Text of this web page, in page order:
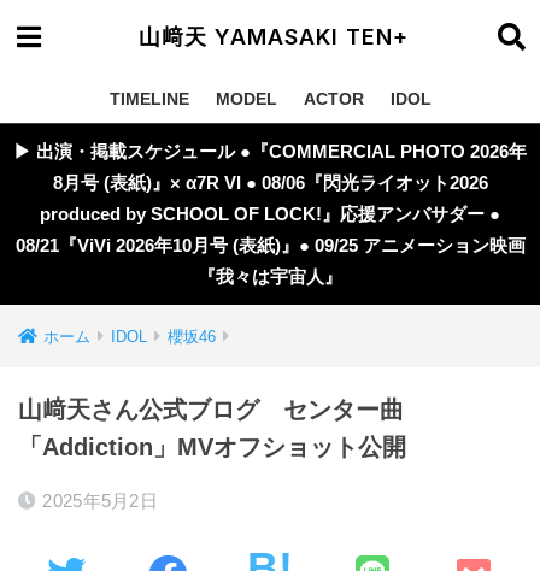
山﨑天 YAMASAKI TEN+
TIMELINE MODEL ACTOR IDOL
▶︎ 出演・掲載スケジュール ●『COMMERCIAL PHOTO 2026年
8月号 (表紙)』× α7R VI ● 08/06『閃光ライオット2026
produced by SCHOOL OF LOCK!』応援アンバサダー ●
08/21『ViVi 2026年10月号 (表紙)』● 09/25 アニメーション映画
『我々は宇宙人』
ホーム IDOL 櫻坂46
山﨑天さん公式ブログ センター曲
「Addiction」MVオフショット公開
2025年5月2日